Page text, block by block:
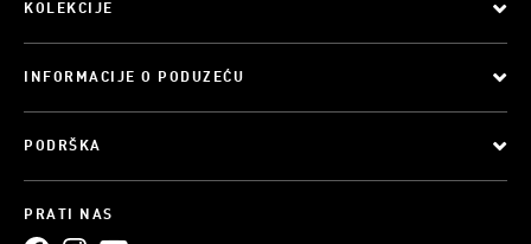
KOLEKCIJE
INFORMACIJE O PODUZEĆU
PODRŠKA
PRATI NAS